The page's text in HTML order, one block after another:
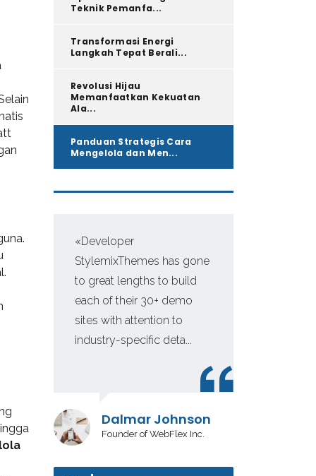
Teknik Pemanfa...
Transformasi Energi
Langkah Tepat Berali...
Revolusi Hijau
Memanfaatkan Kekuatan
Ala...
Panduan Strategis Cara
Mengelola dan Men...
«Developer
StylemixThemes has gone
to great lengths to build
each of their 30+ demo
sites with attention to
industry-specific deta...
Dalmar Johnson
Founder of WebFlex Inc.